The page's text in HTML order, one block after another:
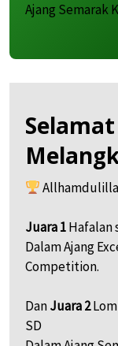
Ajang Semarak
Juara 1Hafalan
Dalam Ajang
Competition.
DanJuara 2
SD